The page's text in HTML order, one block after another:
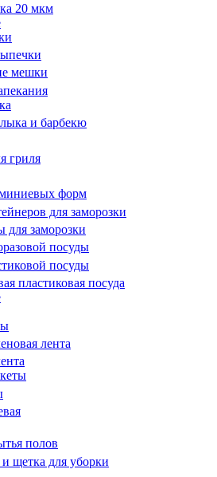
20 мкм
мешки
и барбекю
гриля
форм
для заморозки
для заморозки
посуды
посуды
пластиковая посуда
лента
полов
щетка для уборки